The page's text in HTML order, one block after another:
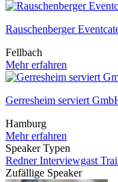
Rauschenberger
Fellbach
Mehr erfahren
Gerresheim serviert
Hamburg
Mehr erfahren
Speaker Typen
RednerInterviewgast
Zufällige Speaker